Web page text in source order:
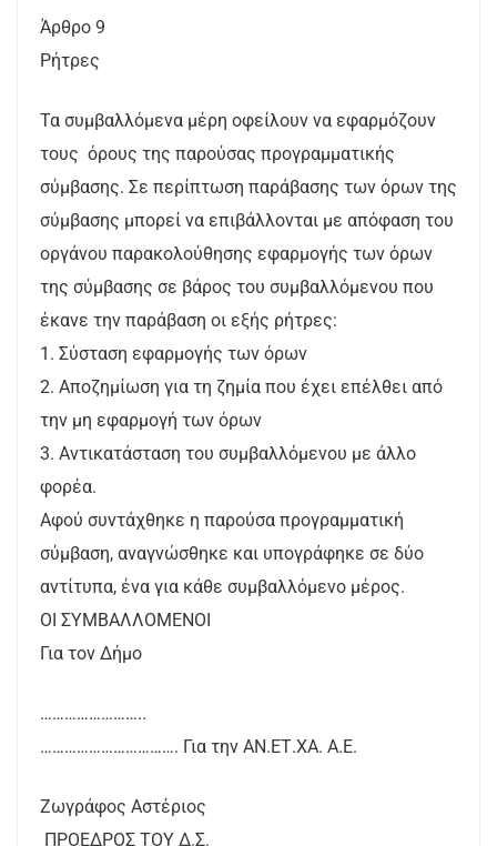
Άρθρο 9
Ρήτρες
Τα συμβαλλόμενα μέρη οφείλουν να εφαρμόζουν
τους όρους της παρούσας προγραμματικής
σύμβασης. Σε περίπτωση παράβασης των όρων της
σύμβασης μπορεί να επιβάλλονται με απόφαση του
οργάνου παρακολούθησης εφαρμογής των όρων
της σύμβασης σε βάρος του συμβαλλόμενου που
έκανε την παράβαση οι εξής ρήτρες:
1. Σύσταση εφαρμογής των όρων
2. Αποζημίωση για τη ζημία που έχει επέλθει από
την μη εφαρμογή των όρων
3. Αντικατάσταση του συμβαλλόμενου με άλλο
φορέα.
Αφού συντάχθηκε η παρούσα προγραμματική
σύμβαση, αναγνώσθηκε και υπογράφηκε σε δύο
αντίτυπα, ένα για κάθε συμβαλλόμενο μέρος.
ΟΙ ΣΥΜΒΑΛΛΟΜΕΝΟΙ
Για τον Δήμο
……………………..
……………………………. Για την ΑΝ.ΕΤ.ΧΑ. Α.Ε.
Ζωγράφος Αστέριος
ΠΡΟΕΔΡΟΣ ΤΟΥ Δ.Σ.